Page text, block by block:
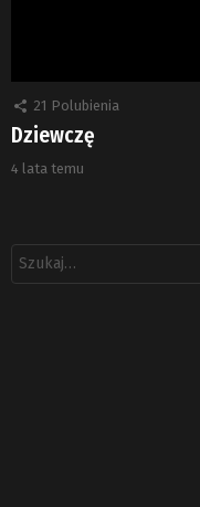
21 Polubienia
Dziewczę
4 lata temu